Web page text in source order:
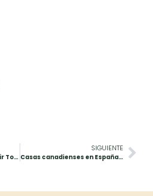
Casas de Madera para Vivir Todo el Año: Confort, Sostenibilidad y Belleza
SIGUIENTE
Casas canadienses en España vs construcción tradicional